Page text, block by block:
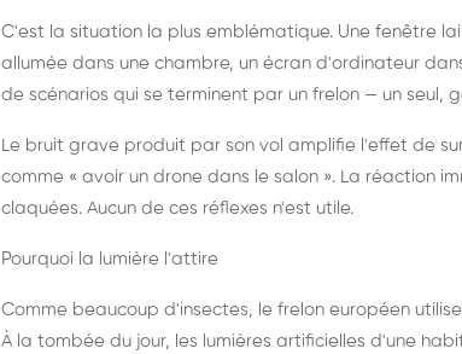
C'est la situation la plus emblématique. Une fenêtre
allumée dans une chambre, un écran d'ordinateur
de scénarios qui se terminent par un frelon — un
Le bruit grave produit par son vol amplifie l'effet de
comme « avoir un drone dans le salon ». La réaction
claquées. Aucun de ces réflexes n'est utile.
Pourquoi la lumière l'attire
Comme beaucoup d'insectes, le frelon européen
À la tombée du jour, les lumières artificielles d'une